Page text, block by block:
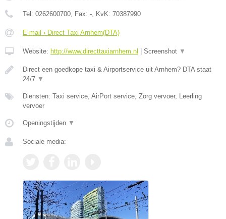
Tel: 0262600700 , Fax: - , KvK: 70387990
E-mail › Direct Taxi Arnhem(DTA)
Website: http://www.directtaxiarnhem.nl | Screenshot ▼
Direct een goedkope taxi & Airportservice uit Arnhem? DTA staat
24/7 ▼
Diensten: Taxi service, AirPort service, Zorg vervoer, Leerling
vervoer
Openingstijden ▼
Sociale media: